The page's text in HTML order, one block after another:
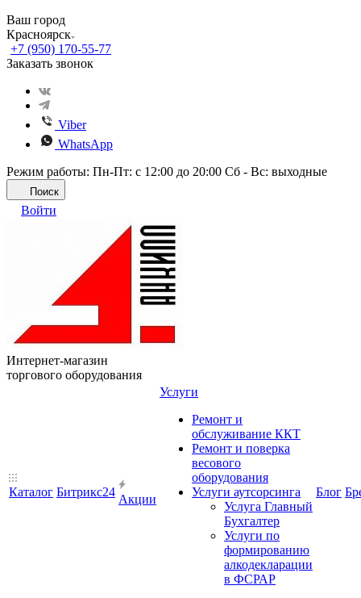
Ваш город
Красноярск
+7 (950) 170-55-77
Заказать звонок
Viber
WhatsApp
Режим работы: Пн-Пт: с 12:00 до 20:00 Сб - Вс: выходные
Поиск
Войти
Интернет-магазин
торгового оборудования
Каталог Битрикс24
Акции
Услуги
Ремонт и
обслуживание ККТ
Ремонт и поверка
весового
оборудования
Услуги аутсорсинга
Услуга Главный
Бухгалтер
Услуги по
формированию
алкодекларации
в ФСРАР
Блог